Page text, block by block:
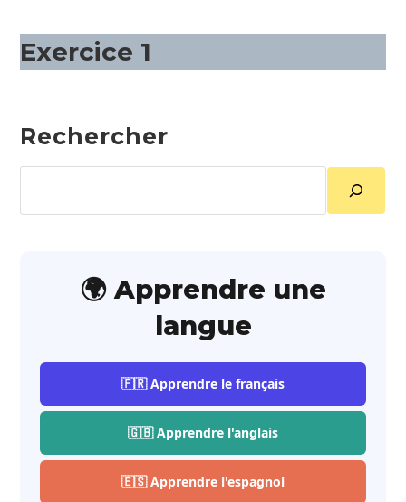
Exercice 1
Rechercher
🌍 Apprendre une
langue
🇫🇷 Apprendre le français
🇬🇧 Apprendre l'anglais
🇪🇸 Apprendre l'espagnol